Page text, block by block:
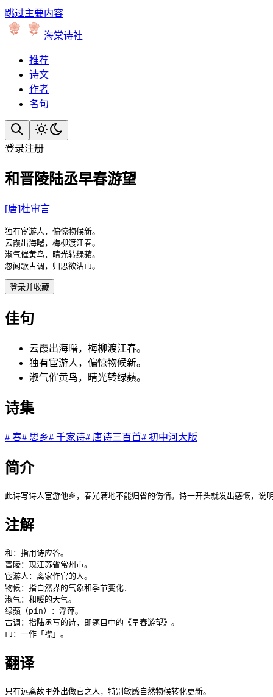
跳过主要内容
海棠诗社
推荐
诗文
作者
名句
登录注册
和晋陵陆丞早春游望
[唐]杜审言
独有宦游人，偏惊物候新。
云霞出海曙，梅柳渡江春。
淑气催黄鸟，晴光转绿蘋。
忽闻歌古调，归思欲沾巾。
登录并收藏
佳句
云霞出海曙，梅柳渡江春。
独有宦游人，偏惊物候新。
淑气催黄鸟，晴光转绿蘋。
诗集
# 春# 思乡# 千家诗# 唐诗三百首# 初中河大版
简介
此诗写诗人宦游他乡，春光满地不能归省的伤情。诗一开头就发出感慨，
注解
和：指用诗应答。
晋陵：现江苏省常州市。
宦游人：离家作官的人。
物候：指自然界的气象和季节变化．
淑气：和暖的天气。
绿蘋（pín）：浮萍。
古调：指陆丞写的诗，即题目中的《早春游望》。
巾：一作「襟」。
翻译
只有远离故里外出做官之人，特别敏感自然物候转化更新。